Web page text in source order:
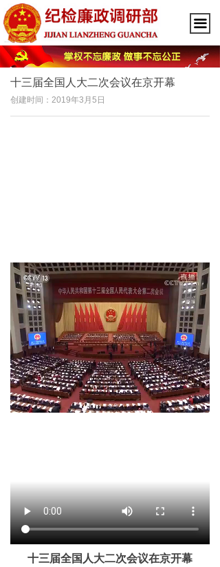
끀
十三届全国人大二次会议在京开幕
创建时间： 2019年3月5日
十三届全国人大二次会议在京开幕